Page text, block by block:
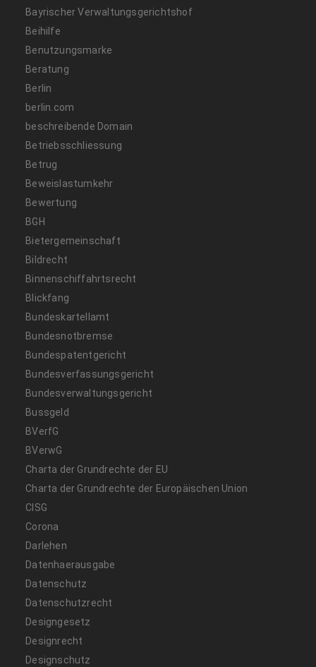
Bayrischer Verwaltungsgerichtshof
Beihilfe
Benutzungsmarke
Beratung
Berlin
berlin.com
beschreibende Domain
Betriebsschliessung
Betrug
Beweislastumkehr
Bewertung
BGH
Bietergemeinschaft
Bildrecht
Binnenschiffahrtsrecht
Blickfang
Bundeskartellamt
Bundesnotbremse
Bundespatentgericht
Bundesverfassungsgericht
Bundesverwaltungsgericht
Bussgeld
BVerfG
BVerwG
Charta der Grundrechte der EU
Charta der Grundrechte der Europäischen Union
CISG
Corona
Darlehen
Datenhaerausgabe
Datenschutz
Datenschutzrecht
Designgesetz
Designrecht
Designschutz